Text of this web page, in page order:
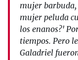
mujer barbuda,
mujer peluda
los enanos?'
tiempos. Pero
Galadriel